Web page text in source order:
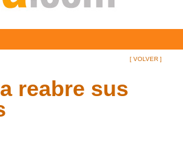
[ VOLVER ]
reabre sus